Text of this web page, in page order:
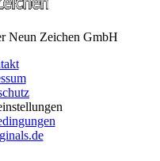
Neun Zeichen GmbH